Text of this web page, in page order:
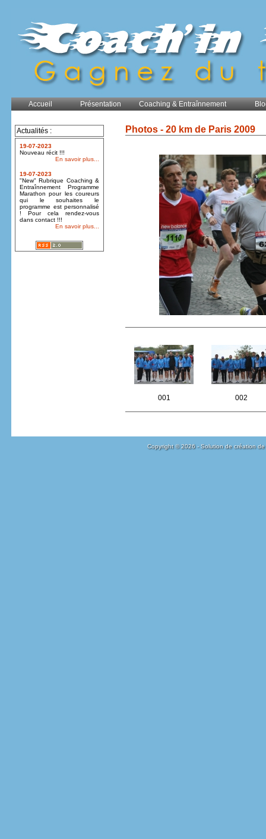
Accueil Présentation Coaching & Entraînnement
Actualités :
19-07-2023
Nouveau récit !!!
En savoir plus...
19-07-2023
"New" Rubrique Coaching &
Entraînnement Programme
Marathon pour les coureurs
qui le souhaites le
programme est personnalisé
! Pour cela rendez-vous
dans contact !!!
En savoir plus...
Photos - 20 km de Paris 2009
001 002
Copyright © 2026 - Solution de création